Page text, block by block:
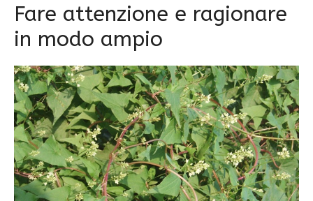
Fare attenzione e ragionare
in modo ampio